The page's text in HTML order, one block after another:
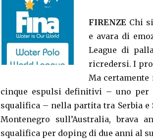
FIRENZEChi si
e avara di
League di
ricredersi. I
Ma
cinque espulsi definitivi – uno per
squalifica – nella partita tra Serbia
Montenegro sull’Australia, brava
squalifica per doping di due anni al